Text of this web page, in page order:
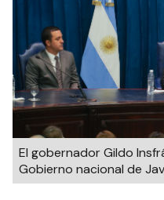
El gobernador Gildo
Gobierno nacional de